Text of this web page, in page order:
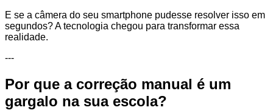
E se a câmera do seu smartphone pudesse resolver isso em
segundos? A tecnologia chegou para transformar essa
realidade.
---
Por que a correção manual é um
gargalo na sua escola?